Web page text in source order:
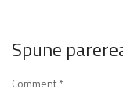
Spune
Comment*